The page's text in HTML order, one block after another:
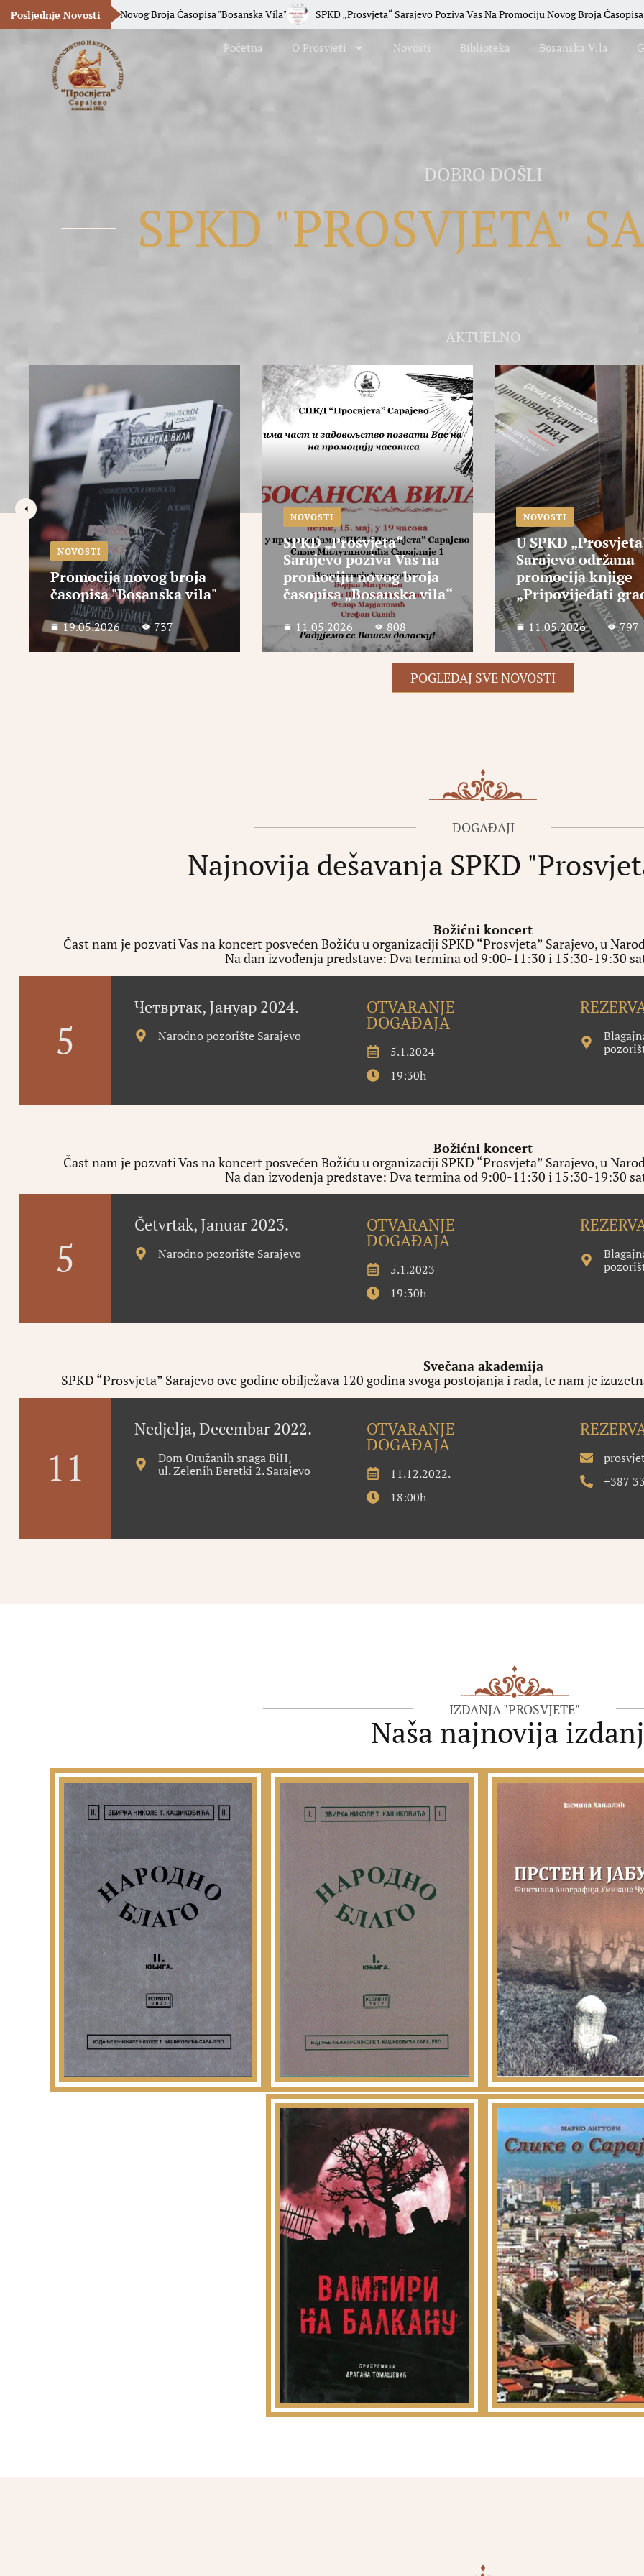
Posljednje Novosti
Novog Broja Časopisa "Bosanska Vila" SPKD „Prosvjeta“ Sarajevo Poziva Vas Na Promociju Novog Broja Časopisa „Bosanska Vila“
Početna O Prosvjeti Novosti Biblioteka Bosanska Vila
DOBRO DOŠLI
SPKD "PROSVJETA"
AKTUELNO
NOVOSTI
SPKD „Prosvjeta“
Sarajevo poziva Vas na
promociju novog broja
časopisa „Bosanska vila“
11.05.2026 808
NOVOSTI
U SPKD „Prosvjeta“
Sarajevo održana
promocija knjige
„Pripovijedati grad“
11.05.2026 797
NOVOSTI
SPKD „Prosvjeta“
Sarajevo poziva
promociju knjige
„Pripovijedati
4.05.2026 958
POGLEDAJ SVE NOVOSTI
DOGAĐAJI
Najnovija dešavanja SPKD
Božićni koncert
Čast nam je pozvati Vas na koncert posvećen Božiću u organizaciji SPKD “Prosvjeta” Sarajevo, u
Na dan izvođenja predstave: Dva termina od 9:00-11:30 i 15:30-19:30
5
Четвртак, Јануар 2024.
Narodno pozorište Sarajevo
OTVARANJE
DOGAĐAJA
5.1.2024
19:30h
Božićni koncert
Čast nam je pozvati Vas na koncert posvećen Božiću u organizaciji SPKD “Prosvjeta” Sarajevo, u
Na dan izvođenja predstave: Dva termina od 9:00-11:30 i 15:30-19:30
5
Četvrtak, Januar 2023.
Narodno pozorište Sarajevo
OTVARANJE
DOGAĐAJA
5.1.2023
19:30h
Svečana akademija
SPKD “Prosvjeta” Sarajevo ove godine obilježava 120 godina svoga postojanja i rada, te nam je
11
Nedjelja, Decembar 2022.
Dom Oružanih snaga BiH,
ul. Zelenih Beretki 2. Sarajevo
OTVARANJE
DOGAĐAJA
11.12.2022.
18:00h
+387
IZDANJA "PROSVJETE"
Naša najnovija